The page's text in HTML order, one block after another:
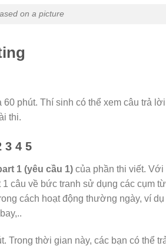
on a picture
phút. Thí sinh có thể xem câu trả lời
thi.
3 4 5
1 (yêu cầu 1) của phần thi viết. Với
1 câu về bức tranh sử dụng các cụm từ
cách hoạt động thường ngày, ví dụ
Trong thời gian này, các bạn có thể